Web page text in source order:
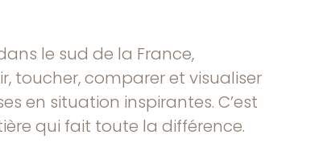
le sud de la France,
toucher, comparer et visualiser
en situation inspirantes. C’est
qui fait toute la différence.